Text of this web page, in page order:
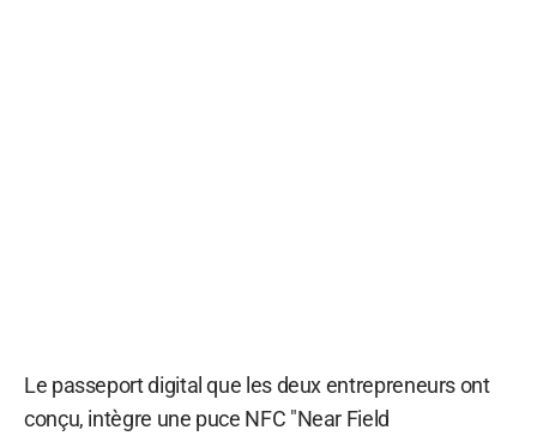
Le passeport digital que les deux entrepreneurs ont
conçu, intègre une puce NFC "Near Field